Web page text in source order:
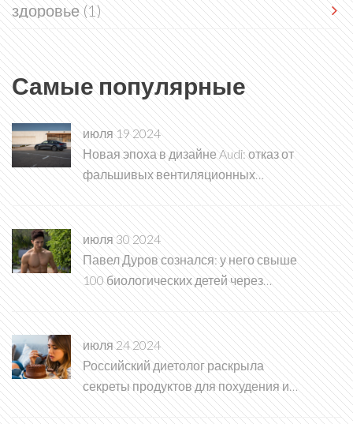
здоровье(1)
Самые популярные
июля 19 2024
Новая эпоха в дизайне Audi: отказ от
фальшивых вентиляционных
отверстий
июля 30 2024
Павел Дуров сознался: у него свыше
100 биологических детей через
суррогатное материнство
июля 24 2024
Российский диетолог раскрыла
секреты продуктов для похудения и
снижения аппетита